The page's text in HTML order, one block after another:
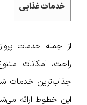
خدمات غذایی
از جمله خدمات
راحت، امکانات
جذاب‌ترین خدمات
این خطوط ارائه